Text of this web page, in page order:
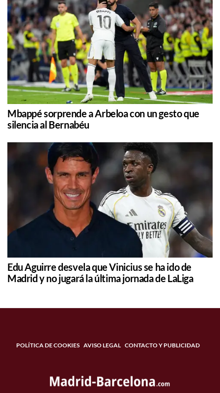
Mbappé sorprende a Arbeloa con un gesto que
silencia al Bernabéu
Edu Aguirre desvela que Vinicius se ha ido de
Madrid y no jugará la última jornada de LaLiga
POLÍTICA DE COOKIES AVISO LEGAL CONTACTO Y PUBLICIDAD